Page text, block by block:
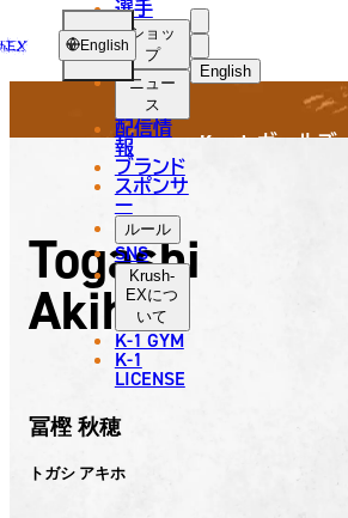
English
日本語
選手
ショッ
プ
ニュー
ス
配信情
報
ブランド
スポンサ
ー
ルール
SNS
Krush-
EXにつ
いて
K-1 GYM
K-1
LICENSE
English
Krush
Krush ガールズ
Togashi
Akiho
冨樫 秋穂
トガシ アキホ